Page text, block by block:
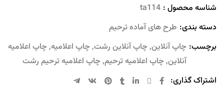
شناسه محصول : ta114
دسته بندی: طرح های آماده ترحیم
برچسب: چاپ آنلاین,چاپ آنلاین رشت,چاپ اعلامیه,چاپ اعلامیه
آنلاین,چاپ اعلامیه ترحیم,چاپ اعلامیه ترحیم رشت
اشتراک گذاری: